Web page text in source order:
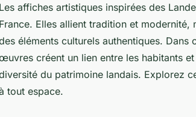
Les affiches artistiques inspirées des
France. Elles allient tradition et
éléments culturels authentiques.
créent un lien entre les habitants
du patrimoine landais. Explorez
tout espace.